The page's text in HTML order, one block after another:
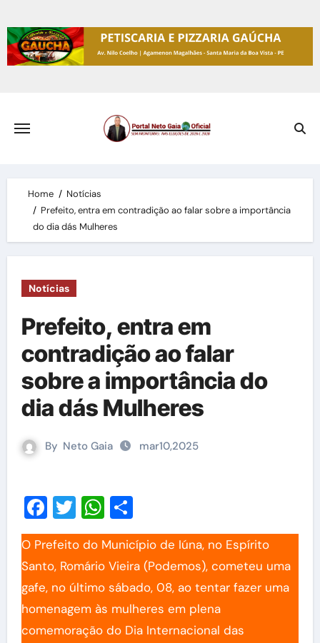
to
content
Home
Notícias
Prefeito, entra em contradição ao falar sobre a importância
do dia dás Mulheres
Notícias
Prefeito, entra em
contradição ao falar
sobre a importância do
dia dás Mulheres
By Neto Gaia mar10,2025
Facebook
TwitterWhatsApp
Share
O Prefeito do Município de Iúna, no Espírito
Santo, Romário Vieira (Podemos), cometeu uma
gafe, no último sábado, 08, ao tentar fazer uma
homenagem às mulheres em plena
comemoração do Dia Internacional das